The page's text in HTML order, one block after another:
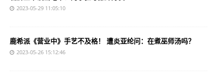
2023-05-29 11:05:10
鹿希派《营业中》手艺不及格！ 遭炎亚纶问：在煮巫师汤吗？
2023-05-26 15:12:46